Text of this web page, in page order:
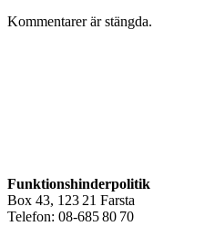
Kommentarer är stängda.
Funktionshinderpolitik
Box 43, 123 21 Farsta
Telefon: 08-685 80 70